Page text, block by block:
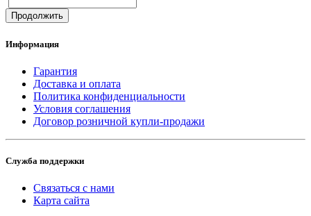
Продолжить
Информация
Гарантия
Доставка и оплата
Политика конфиденциальности
Условия соглашения
Договор розничной купли-продажи
Служба поддержки
Связаться с нами
Карта сайта